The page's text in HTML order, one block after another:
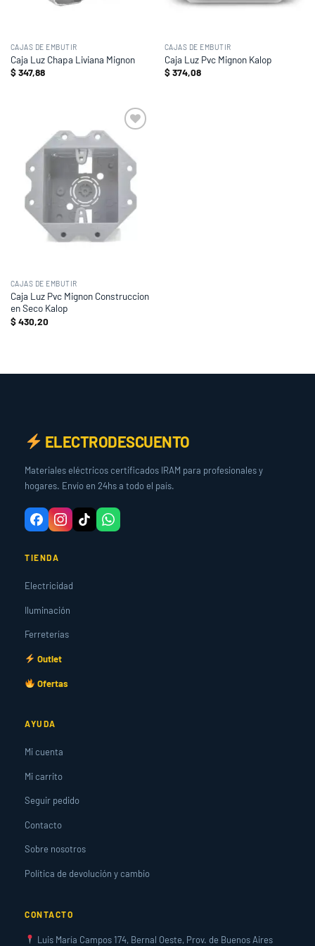
CAJAS DE EMBUTIR
Caja Luz Chapa Liviana Mignon
$347,88
CAJAS DE EMBUTIR
Caja Luz Pvc Mignon Kalop
$374,08
wishlist
CAJAS DE EMBUTIR
Caja Luz Pvc Mignon Construccion
en Seco Kalop
$430,20
ELECTRODESCUENTO
Materiales eléctricos certificados IRAM para profesionales y
hogares. Envío en 24hs a todo el país.
TIENDA
Electricidad
Iluminación
Ferreterías
Outlet
Ofertas
AYUDA
Mi cuenta
Mi carrito
Seguir pedido
Contacto
Sobre nosotros
Política de devolución y cambio
CONTACTO
Luis María Campos 174, Bernal Oeste, Prov. de Buenos Aires